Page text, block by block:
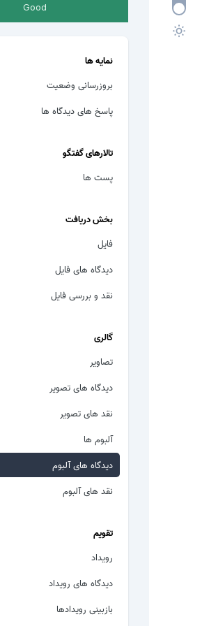
Good
نمایه ها
بروزرسانی وضعیت
پاسخ های دیدگاه ها
تالارهای گفتگو
پست ها
بخش دریافت
فایل
دیدگاه های فایل
نقد و بررسی فایل
گالری
تصاویر
دیدگاه های تصویر
نقد های تصویر
آلبوم ها
دیدگاه های آلبوم
نقد های آلبوم
تقویم
رویداد
دیدگاه های رویداد
بازبینی رویدادها